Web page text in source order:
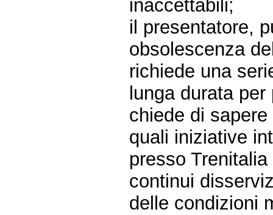
inaccettabili;
il presentatore,
obsolescenza
richiede una
lunga durata
chiede di sapere
quali iniziative
presso
continui
delle condizioni